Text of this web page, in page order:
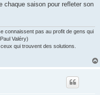
chaque saison pour refleter son
connaissent pas au profit de gens qui
Valéry)
qui trouvent des solutions.